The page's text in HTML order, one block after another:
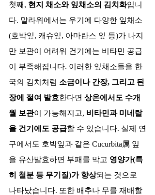
첫째, 현지 채소와 잎채소의 김치화입니
다. 말라위에서는 우기에 다양한 잎채소
(호박잎, 캐슈잎, 아마란스 잎 등)가 나지
만 보관이 어려워 건기에는 비타민 공급
이 부족해집니다. 이러한 잎채소들을 한
국의 김치처럼 소금이나 간장, 그리고 된
장에 절여 발효한다면 상온에서도 수개
월 보관이 가능해지고, 비타민과 미네랄
을 건기에도 공급할 수 있습니다. 실제 연
구에서도 호박잎과 같은 Cucurbita属 잎
을 유산발효하면 부패를 막고 영양가(특
히 철분 등 무기질)가 향상되는 것으로
나타났습니다. 또한 배추나 무를 재배할